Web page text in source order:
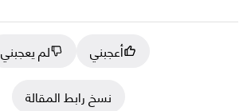
أعجبني
لم يعجبني
نسخ رابط المقالة